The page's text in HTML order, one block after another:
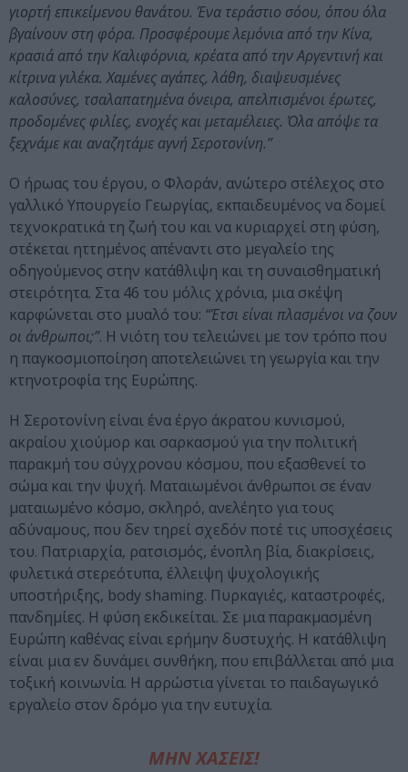
γιορτή επικείμενου θανάτου. Ένα τεράστιο σόου, όπου όλα
βγαίνουν στη φόρα. Προσφέρουμε λεμόνια από την Κίνα,
κρασιά από την Καλιφόρνια, κρέατα από την Αργεντινή και
κίτρινα γιλέκα. Χαμένες αγάπες, λάθη, διαψευσμένες
καλοσύνες, τσαλαπατημένα όνειρα, απελπισμένοι έρωτες,
προδομένες φιλίες, ενοχές και μεταμέλειες. Όλα απόψε τα
ξεχνάμε και αναζητάμε αγνή Σεροτονίνη.”
Ο ήρωας του έργου, ο Φλοράν, ανώτερο στέλεχος στο
γαλλικό Υπουργείο Γεωργίας, εκπαιδευμένος να δομεί
τεχνοκρατικά τη ζωή του και να κυριαρχεί στη φύση,
στέκεται ηττημένος απέναντι στο μεγαλείο της
οδηγούμενος στην κατάθλιψη και τη συναισθηματική
στειρότητα. Στα 46 του μόλις χρόνια, μια σκέψη
καρφώνεται στο μυαλό του: “Έτσι είναι πλασμένοι να ζουν
οι άνθρωποι;”. Η νιότη του τελειώνει με τον τρόπο που
η παγκοσμιοποίηση αποτελειώνει τη γεωργία και την
κτηνοτροφία της Ευρώπης.
Η Σεροτονίνη είναι ένα έργο άκρατου κυνισμού,
ακραίου χιούμορ και σαρκασμού για την πολιτική
παρακμή του σύγχρονου κόσμου, που εξασθενεί το
σώμα και την ψυχή. Ματαιωμένοι άνθρωποι σε έναν
ματαιωμένο κόσμο, σκληρό, ανελέητο για τους
αδύναμους, που δεν τηρεί σχεδόν ποτέ τις υποσχέσεις
του. Πατριαρχία, ρατσισμός, ένοπλη βία, διακρίσεις,
φυλετικά στερεότυπα, έλλειψη ψυχολογικής
υποστήριξης, body shaming. Πυρκαγιές, καταστροφές,
πανδημίες. Η φύση εκδικείται. Σε μια παρακμασμένη
Ευρώπη καθένας είναι ερήμην δυστυχής. Η κατάθλιψη
είναι μια εν δυνάμει συνθήκη, που επιβάλλεται από μια
τοξική κοινωνία. Η αρρώστια γίνεται το παιδαγωγικό
εργαλείο στον δρόμο για την ευτυχία.
ΜΗΝ ΧΑΣΕΙΣ!